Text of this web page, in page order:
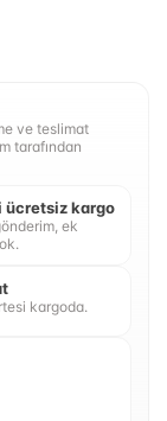
ve teslimat
tarafından
ücretsiz kargo
ek
kargoda.